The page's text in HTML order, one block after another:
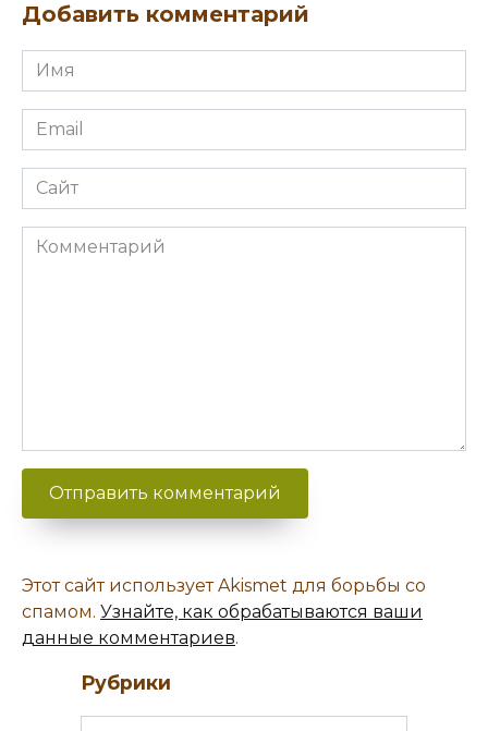
Добавить комментарий
Имя
Email
Сайт
Комментарий
Этот сайт использует Akismet для борьбы со
спамом. Узнайте, как обрабатываются ваши
данные комментариев.
Рубрики